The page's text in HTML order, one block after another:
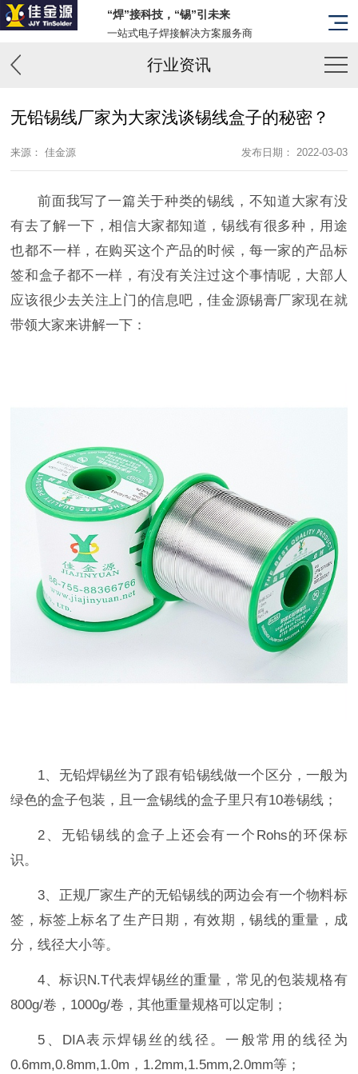
“焊”接科技，“锡”引未来
一站式电子焊接解决方案服务商
行业资讯
无铅锡线厂家为大家浅谈锡线盒子的秘密？
来源： 佳金源 发布日期： 2022-03-03
前面我写了一篇关于种类的锡线，不知道大家有没
有去了解一下，相信大家都知道，锡线有很多种，用途
也都不一样，在购买这个产品的时候，每一家的产品标
签和盒子都不一样，有没有关注过这个事情呢，大部人
应该很少去关注上门的信息吧，佳金源锡膏厂家现在就
带领大家来讲解一下：
1、无铅焊锡丝为了跟有铅锡线做一个区分，一般为
绿色的盒子包装，且一盒锡线的盒子里只有10卷锡线；
2、无铅锡线的盒子上还会有一个Rohs的环保标
识。
3、正规厂家生产的无铅锡线的两边会有一个物料标
签，标签上标名了生产日期，有效期，锡线的重量，成
分，线径大小等。
4、标识N.T代表焊锡丝的重量，常见的包装规格有
800g/卷，1000g/卷，其他重量规格可以定制；
5、DIA表示焊锡丝的线径。一般常用的线径为
0.6mm,0.8mm,1.0m，1.2mm,1.5mm,2.0mm等；